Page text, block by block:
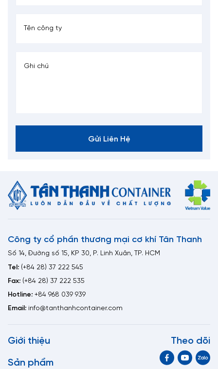
Gửi Liên Hệ
Công ty cổ phần thương mại cơ khí Tân Thanh
Số 14, Đường số 15, KP 30, P. Linh Xuân, TP. HCM
Tel: (+84 28) 37 222 545
Fax: (+84 28) 37 222 535
Hotline: +84 968 039 939
Email: info@tanthanhcontainer.com
Giới thiệu
Sản phẩm
Theo dõi